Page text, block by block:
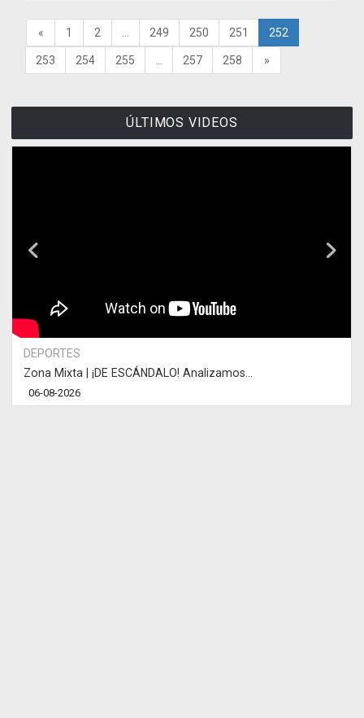
« 1 2 249 250 251 252
253 254 255 257 258 »
ÚLTIMOS VIDEOS
DEPORTES
Zona Mixta | ¡DE ESCÁNDALO! Analizamos...
06-08-2026